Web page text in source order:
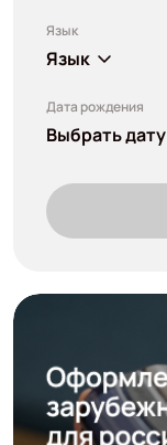
Язык
Язык
Дата рождения
Выбрать дату